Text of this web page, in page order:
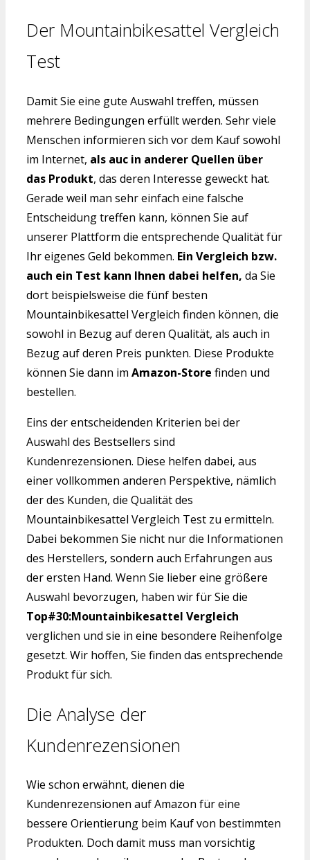
Der Mountainbikesattel Vergleich
Test
Damit Sie eine gute Auswahl treffen, müssen
mehrere Bedingungen erfüllt werden. Sehr viele
Menschen informieren sich vor dem Kauf sowohl
im Internet, als auc in anderer Quellen über
das Produkt, das deren Interesse geweckt hat.
Gerade weil man sehr einfach eine falsche
Entscheidung treffen kann, können Sie auf
unserer Plattform die entsprechende Qualität für
Ihr eigenes Geld bekommen. Ein Vergleich bzw.
auch ein Test kann Ihnen dabei helfen, da Sie
dort beispielsweise die fünf besten
Mountainbikesattel Vergleich finden können, die
sowohl in Bezug auf deren Qualität, als auch in
Bezug auf deren Preis punkten. Diese Produkte
können Sie dann im Amazon-Store finden und
bestellen.
Eins der entscheidenden Kriterien bei der
Auswahl des Bestsellers sind
Kundenrezensionen. Diese helfen dabei, aus
einer vollkommen anderen Perspektive, nämlich
der des Kunden, die Qualität des
Mountainbikesattel Vergleich Test zu ermitteln.
Dabei bekommen Sie nicht nur die Informationen
des Herstellers, sondern auch Erfahrungen aus
der ersten Hand. Wenn Sie lieber eine größere
Auswahl bevorzugen, haben wir für Sie die
Top#30:Mountainbikesattel Vergleich
verglichen und sie in eine besondere Reihenfolge
gesetzt. Wir hoffen, Sie finden das entsprechende
Produkt für sich.
Die Analyse der
Kundenrezensionen
Wie schon erwähnt, dienen die
Kundenrezensionen auf Amazon für eine
bessere Orientierung beim Kauf von bestimmten
Produkten. Doch damit muss man vorsichtig